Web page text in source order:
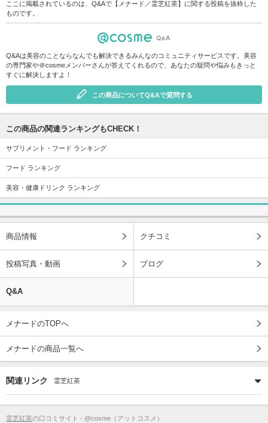
ここに掲載されているのは、Q&Aで【メナード／霊芝紅茶】に関する投稿を抜粋した
ものです。
Q&Aは美容のことならなんでも解決できるみんなのコミュニティサービスです。美容
の専門家や＠cosmeメンバーさんが答えてくれるので、あなたの疑問や悩みもきっと
すぐに解決しますよ！
この商品についてQ&Aで質問する
この商品の関連ランキングもCHECK！
サプリメント・フード ランキング
フード ランキング
美容・健康ドリンク ランキング
商品情報 クチコミ
投稿写真・動画 ブログ
Q&A
メナードのTOPへ
メナードの商品一覧へ
関連リンク 霊芝紅茶
霊芝紅茶の口コミサイト - @cosme（アットコスメ）